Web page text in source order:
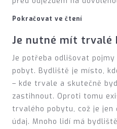
Pokračovat ve čtení
Je nutné mít trvalé
Je potřeba odlišovat
pobyt. Bydliště je místo,
– kde trvale a skutečně
zastihnout. Oproti tomu
trvalého pobytu, což je jen
údaj. Mnoho lidí má